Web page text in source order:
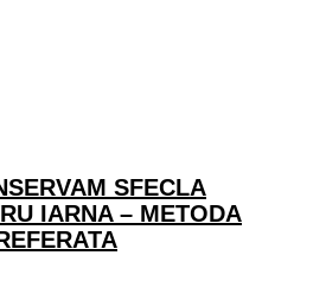
SFECLA
IARNA – METODA